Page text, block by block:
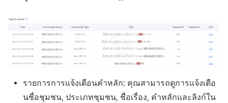
รายการการแจ้งเตือนคำหลัก: คุณสามารถดูการแจ้งเตือ
นชื่อชุมชน, ประเภทชุมชน, ชื่อเรื่อง, คำหลักและลิงก์ใน